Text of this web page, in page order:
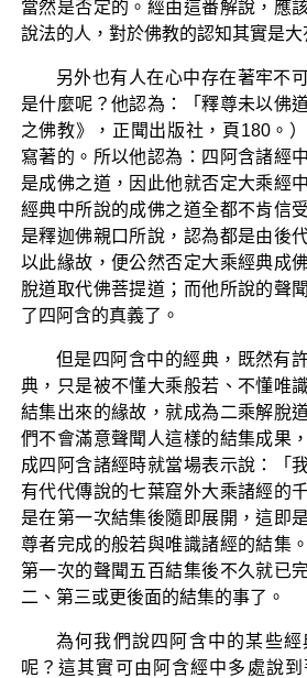
當然是否定的。經由這番解說，應
說法的人，對於佛教的認知其實是大
另外也有人在心中存在著牢不
是什麼呢？他認為：「釋尊未以佛
之佛教》，正聞出版社，頁180。
寫著的。所以他認為：四阿含諸經
是成佛之道，因此他就否定大乘經
經典中所說的成佛之道全都不肯信
是釋迦佛親口所說，認為都是由後
以此緣故，便公然否定大乘經典成
脫道取代佛菩提道；而他所說的聲
了四阿含的真義了。
但是四阿含中的經典，既然有
典，只是被不懂大乘般若、不懂唯
結集出來的緣故，就成為二乘解脫
們不會滿意聲聞人這樣的結集成果
成四阿含諸經時就當場表示說：「
有代代傳說的七葉窟外大乘諸經的
是在第一次結集後隨即展開，這即
尊者完成的般若與唯識諸經的結集
第一次的聲聞五百結集後不久就已
二、第三或更後面的結集的事了。
為何我們說四阿含中的某些
呢？這其實可由阿含經中多處說